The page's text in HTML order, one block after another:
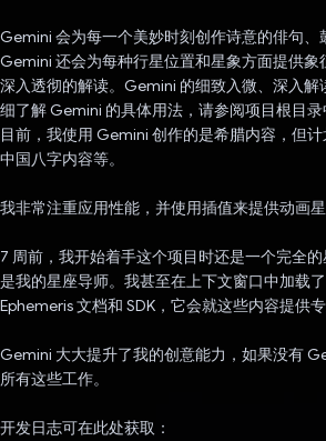
Gemini 会为每一个美妙时刻创作诗意的俳句、
Gemini 还会为每种行星位置和星象方面提供象
深入透彻的解读。Gemini 的细致入微、深入解
细了解 Gemini 的具体用法，请参阅项目根目录
目前，我使用 Gemini 创作的是希腊内容，但计
中国八字内容等。
我非常注重应用性能，并使用插值来提供动画星
7 周前，我开始着手这个项目时还是一个完全
是我的星座导师。我甚至在上下文窗口中加载
Ephemeris 文档和 SDK，它会就这些内容提供专
Gemini 大大提升了我的创意能力，如果没有
所有这些工作。
开发日志可在此处获取：